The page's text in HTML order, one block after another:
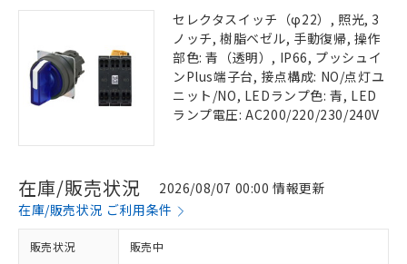
セレクタスイッチ（φ22）, 照光, 3
ノッチ, 樹脂ベゼル, 手動復帰, 操作
部色: 青（透明）, IP66, プッシュイ
ンPlus端子台, 接点構成: NO/点灯ユ
ニット/NO, LEDランプ色: 青, LED
ランプ電圧: AC200/220/230/240V
在庫/販売状況
2026/08/07 00:00 情報更新
在庫/販売状況 ご利用条件
販売状況 販売中